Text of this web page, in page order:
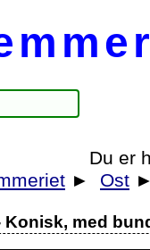
Du er
► Ost ►
Konisk, med